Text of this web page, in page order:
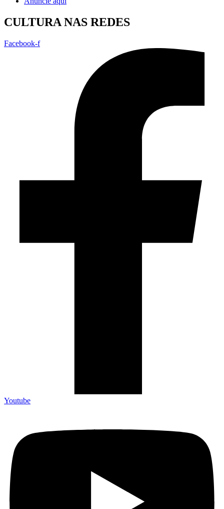
CULTURA NAS REDES
Facebook-f
Youtube